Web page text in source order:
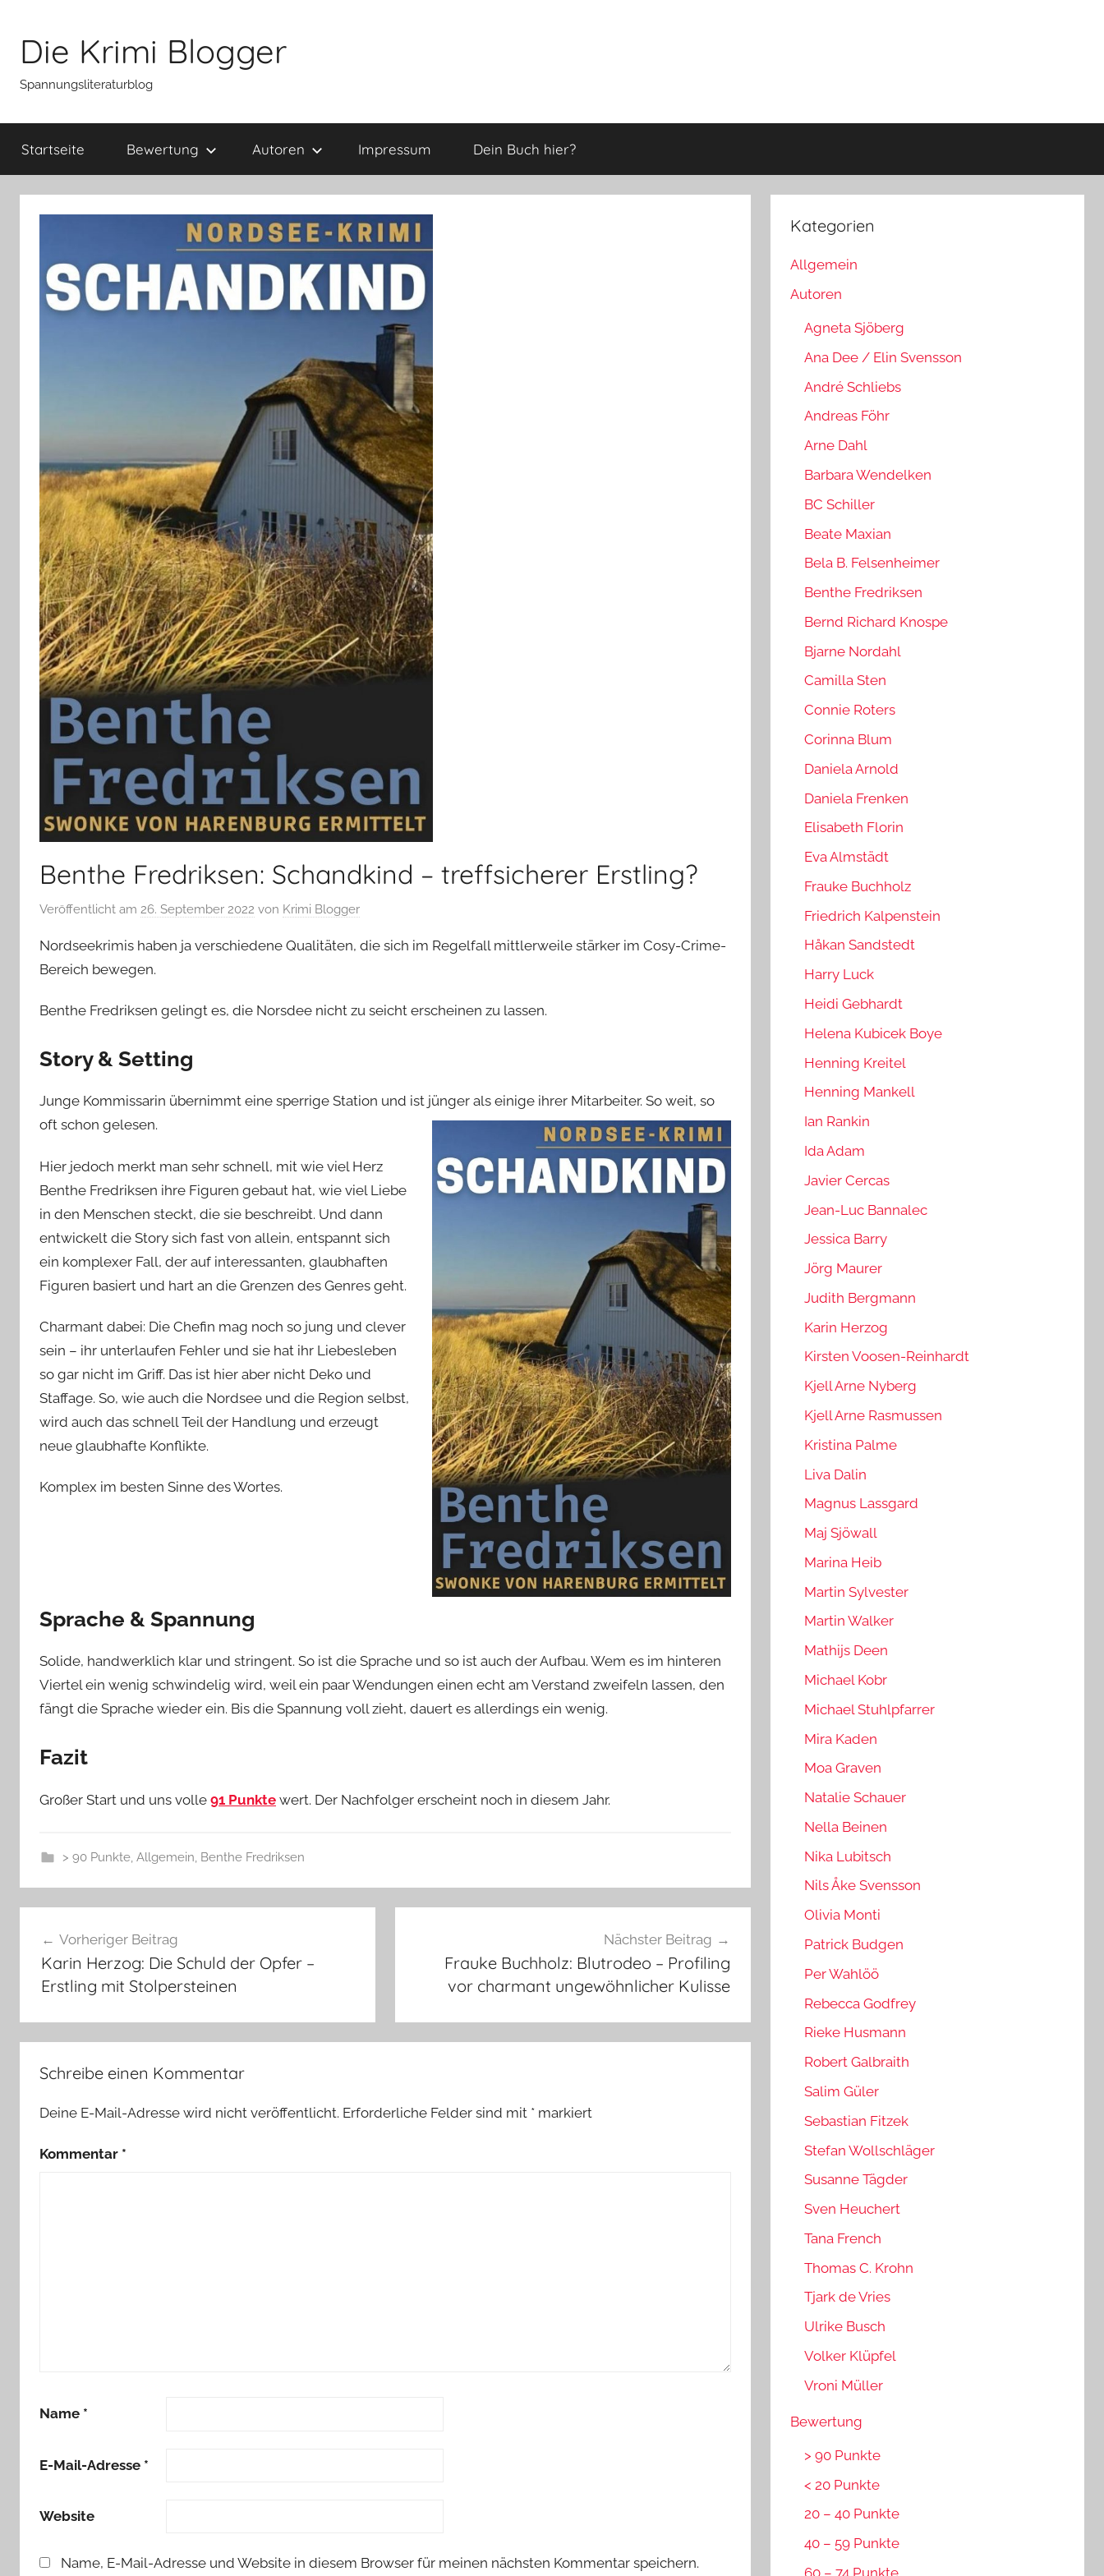
springen
Die Krimi Blogger
Spannungsliteraturblog
Startseite Bewertung Autoren Impressum Dein Buch hier?
Benthe Fredriksen: Schandkind – treffsicherer Erstling?
Veröffentlicht am 26. September 2022 von Krimi Blogger
Nordseekrimis haben ja verschiedene Qualitäten, die sich im Regelfall mittlerweile stärker im Cosy-Crime-
Bereich bewegen.
Benthe Fredriksen gelingt es, die Norsdee nicht zu seicht erscheinen zu lassen.
Story & Setting
Junge Kommissarin übernimmt eine sperrige Station und ist jünger als einige ihrer Mitarbeiter. So weit, so
oft schon gelesen.
Hier jedoch merkt man sehr schnell, mit wie viel Herz
Benthe Fredriksen ihre Figuren gebaut hat, wie viel Liebe
in den Menschen steckt, die sie beschreibt. Und dann
entwickelt die Story sich fast von allein, entspannt sich
ein komplexer Fall, der auf interessanten, glaubhaften
Figuren basiert und hart an die Grenzen des Genres geht.
Charmant dabei: Die Chefin mag noch so jung und clever
sein – ihr unterlaufen Fehler und sie hat ihr Liebesleben
so gar nicht im Griff. Das ist hier aber nicht Deko und
Staffage. So, wie auch die Nordsee und die Region selbst,
wird auch das schnell Teil der Handlung und erzeugt
neue glaubhafte Konflikte.
Komplex im besten Sinne des Wortes.
Sprache & Spannung
Solide, handwerklich klar und stringent. So ist die Sprache und so ist auch der Aufbau. Wem es im hinteren
Viertel ein wenig schwindelig wird, weil ein paar Wendungen einen echt am Verstand zweifeln lassen, den
fängt die Sprache wieder ein. Bis die Spannung voll zieht, dauert es allerdings ein wenig.
Fazit
Großer Start und uns volle 91 Punkte wert. Der Nachfolger erscheint noch in diesem Jahr.
> 90 Punkte, Allgemein, Benthe Fredriksen
Vorheriger Beitrag
Karin Herzog: Die Schuld der Opfer –
Erstling mit Stolpersteinen
Nächster Beitrag
Frauke Buchholz: Blutrodeo – Profiling
vor charmant ungewöhnlicher Kulisse
Schreibe einen Kommentar
Deine E-Mail-Adresse wird nicht veröffentlicht. Erforderliche Felder sind mit * markiert
Kommentar *
Name *
E-Mail-Adresse *
Website
Name, E-Mail-Adresse und Website in diesem Browser für meinen nächsten Kommentar speichern.
Kategorien
Allgemein
Autoren
Agneta Sjöberg
Ana Dee / Elin Svensson
André Schliebs
Andreas Föhr
Arne Dahl
Barbara Wendelken
BC Schiller
Beate Maxian
Bela B. Felsenheimer
Benthe Fredriksen
Bernd Richard Knospe
Bjarne Nordahl
Camilla Sten
Connie Roters
Corinna Blum
Daniela Arnold
Daniela Frenken
Elisabeth Florin
Eva Almstädt
Frauke Buchholz
Friedrich Kalpenstein
Håkan Sandstedt
Harry Luck
Heidi Gebhardt
Helena Kubicek Boye
Henning Kreitel
Henning Mankell
Ian Rankin
Ida Adam
Javier Cercas
Jean-Luc Bannalec
Jessica Barry
Jörg Maurer
Judith Bergmann
Karin Herzog
Kirsten Voosen-Reinhardt
Kjell Arne Nyberg
Kjell Arne Rasmussen
Kristina Palme
Liva Dalin
Magnus Lassgard
Maj Sjöwall
Marina Heib
Martin Sylvester
Martin Walker
Mathijs Deen
Michael Kobr
Michael Stuhlpfarrer
Mira Kaden
Moa Graven
Natalie Schauer
Nella Beinen
Nika Lubitsch
Nils Åke Svensson
Olivia Monti
Patrick Budgen
Per Wahlöö
Rebecca Godfrey
Rieke Husmann
Robert Galbraith
Salim Güler
Sebastian Fitzek
Stefan Wollschläger
Susanne Tägder
Sven Heuchert
Tana French
Thomas C. Krohn
Tjark de Vries
Ulrike Busch
Volker Klüpfel
Vroni Müller
Bewertung
> 90 Punkte
< 20 Punkte
20 – 40 Punkte
40 – 59 Punkte